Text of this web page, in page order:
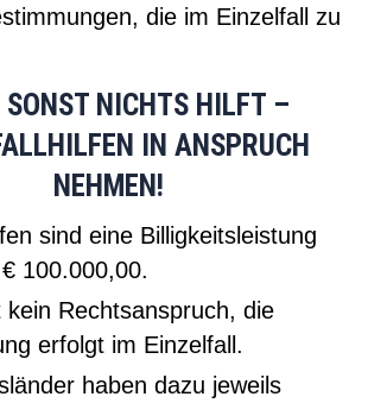
die im Einzelfall zu
SONST NICHTS HILFT –
IN ANSPRUCH
NEHMEN!
sind eine Billigkeitsleistung
100.000,00.
kein Rechtsanspruch, die
erfolgt im Einzelfall.
haben dazu jeweils